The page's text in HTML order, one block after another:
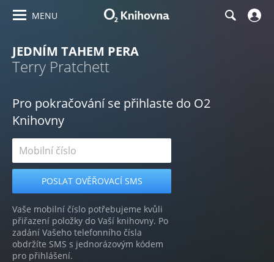
MENU
JEDNÍM TAHEM PERA
Terry Pratchett
Pro pokračování se přihlaste do O2
Knihovny
Vaše mobilní číslo potřebujeme kvůli
přiřazení položky do Vaší knihovny. Po
zadání Vašeho telefonního čísla
obdržíte SMS s jednorázovým kódem
pro přihlášení.